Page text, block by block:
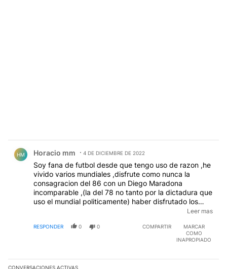
HM Horacio mm 4 DE DICIEMBRE DE 2022
Soy fana de futbol desde que tengo uso de razon ,he
vivido varios mundiales ,disfrute como nunca la
consagracion del 86 con un Diego Maradona
incomparable ,(la del 78 no tanto por la dictadura que
uso el mundial politicamente) haber disfrutado los
gusta el "NAZI ONALISMO" que a mucha gente le
provoca un simple partido de futbol y menos que
odiar tanto ,a veces me pregunto si tanto fervor no es
Leer mas
RESPONDER 0 0 COMPARTIR
MARCAR
COMO
INAPROPIADO
CONVERSACIONES ACTIVAS